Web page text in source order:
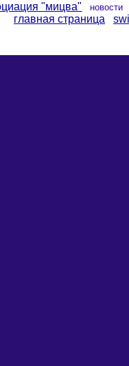
"мицва"
главная страница